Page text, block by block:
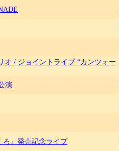
オ / ジョイントライブ “カンツォー
演
ろ』発売記念ライブ